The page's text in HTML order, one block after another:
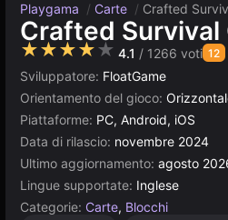
Playgama / Carte / Crafted
Crafted Survival
★★★★★ 4.1 / 1266 voti 12
Sviluppatore: FloatGame
Orientamento del gioco:
Piattaforme: PC, Android, iOS
Data di rilascio: novembre 2024
Ultimo aggiornamento: agosto
Lingue supportate: Inglese
Categorie: Carte, Blocchi